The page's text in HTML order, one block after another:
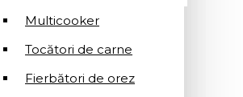
Multicooker
Tocători de carne
Fierbători de orez